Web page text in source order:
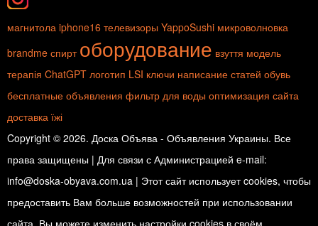
магнитола iphone16 телевизоры YappoSushi микроволновка
brandme спирт оборудование взуття модель
терапія ChatGPT логотип LSI ключи написание статей обувь
бесплатные объявления фильтр для воды оптимизация сайта
доставка їжі
Copyright © 2026. Доска Объява - Объявления Украины. Все
права защищены | Для связи с Администрацией e-mail:
info@doska-obyava.com.ua | Этот сайт использует cookies, чтобы
предоставить Вам больше возможностей при использовании
сайта. Вы можете изменить настройки cookies в своём